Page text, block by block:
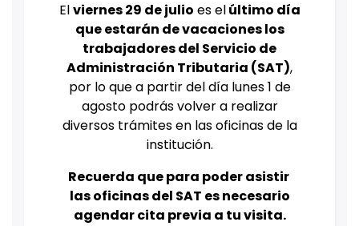
Elviernes 29 de julio es elúltimo día
que estarán de vacaciones los
trabajadores del Servicio de
Administración Tributaria (SAT),
por lo que a partir del día lunes 1 de
agosto podrás volver a realizar
diversos trámites en las oficinas de la
institución.
Recuerda que para poder asistir
las oficinas del SAT es necesario
agendar cita previa a tu visita.